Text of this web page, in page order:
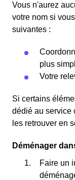
Vous n'aurez
votre nom si
suivantes :
plus
Votre
Si certains
dédié au service
les retrouver en
Déménager
Faire un